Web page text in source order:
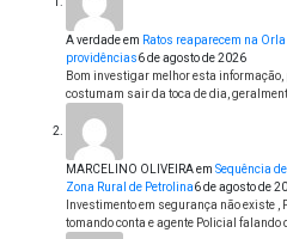
A verdadeem Ratos reaparecem na
providências6 de agosto de 2026
Bom investigar melhor esta
costumam sair da toca de dia,
MARCELINO OLIVEIRAem Sequência
Zona Rural de Petrolina6 de agosto de
Investimento em segurança não existe
tomando conta e agente Policial falando